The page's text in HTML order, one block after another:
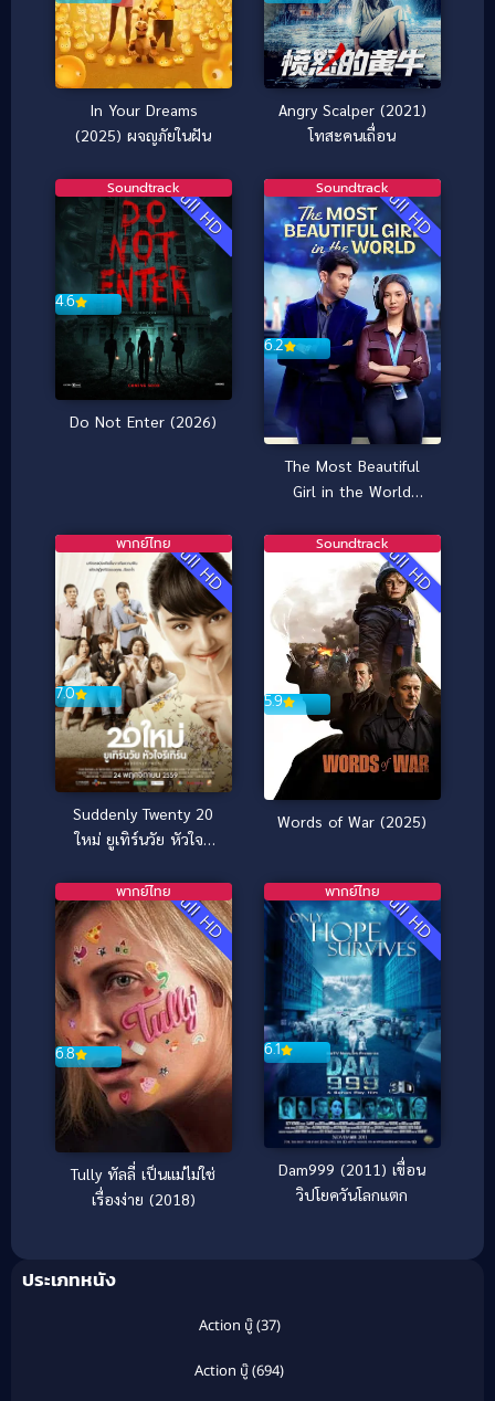
In Your Dreams
(2025) ผจญภัยในฝัน
Angry Scalper (2021)
โทสะคนเถื่อน
Full HD
4.6
Soundtrack
Do Not Enter (2026)
Full HD
6.2
Soundtrack
The Most Beautiful
Girl in the World
ในโลก
Full HD
7.0
พากย์ไทย
Suddenly Twenty 20
ใหม่ ยูเทิร์นวัย หัวใจรี
Full HD
5.9
Soundtrack
Words of War (2025)
Full HD
6.8
พากย์ไทย
Tully ทัลลี่ เป็นแม่ไม่ใช่
เรื่องง่าย (2018)
Full HD
6.1
พากย์ไทย
Dam999 (2011) เขื่อน
วิปโยควันโลกแตก
ประเภทหนัง
Action บู๊(37)
Action บู๊(694)